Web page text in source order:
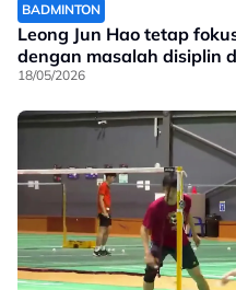
BADMINTON
Leong Jun Hao tetap
dengan masalah disiplin
18/05/2026